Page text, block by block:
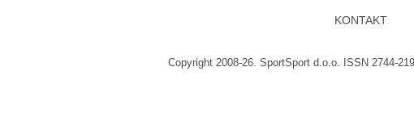
KONTAKT
Copyright 2008-26. SportSport d.o.o. ISSN 2744-